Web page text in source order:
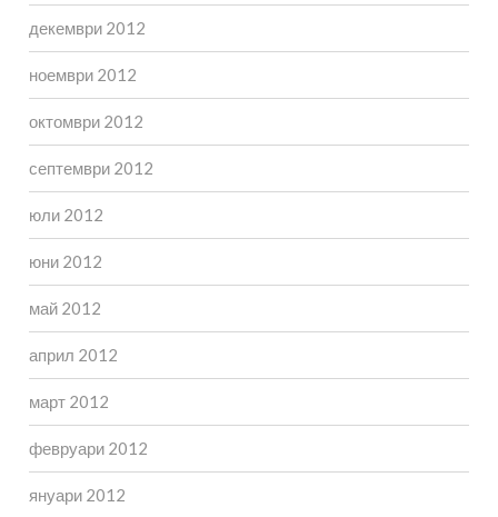
декември 2012
ноември 2012
октомври 2012
септември 2012
юли 2012
юни 2012
май 2012
април 2012
март 2012
февруари 2012
януари 2012